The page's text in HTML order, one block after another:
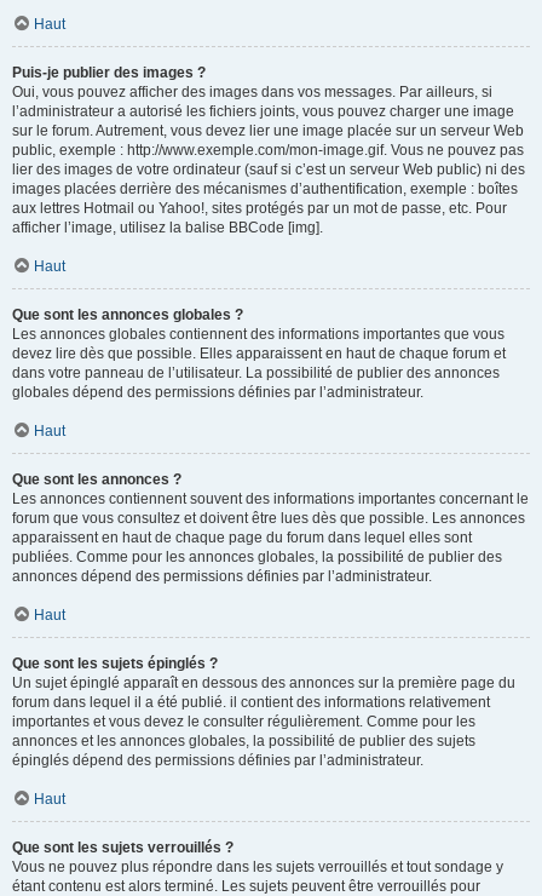
Haut
Puis-je publier des images ?
Oui, vous pouvez afficher des images dans vos messages. Par ailleurs, si
l’administrateur a autorisé les fichiers joints, vous pouvez charger une image
sur le forum. Autrement, vous devez lier une image placée sur un serveur Web
public, exemple : http://www.exemple.com/mon-image.gif. Vous ne pouvez pas
lier des images de votre ordinateur (sauf si c’est un serveur Web public) ni des
images placées derrière des mécanismes d’authentification, exemple : boîtes
aux lettres Hotmail ou Yahoo!, sites protégés par un mot de passe, etc. Pour
afficher l’image, utilisez la balise BBCode [img].
Haut
Que sont les annonces globales ?
Les annonces globales contiennent des informations importantes que vous
devez lire dès que possible. Elles apparaissent en haut de chaque forum et
dans votre panneau de l’utilisateur. La possibilité de publier des annonces
globales dépend des permissions définies par l’administrateur.
Haut
Que sont les annonces ?
Les annonces contiennent souvent des informations importantes concernant le
forum que vous consultez et doivent être lues dès que possible. Les annonces
apparaissent en haut de chaque page du forum dans lequel elles sont
publiées. Comme pour les annonces globales, la possibilité de publier des
annonces dépend des permissions définies par l’administrateur.
Haut
Que sont les sujets épinglés ?
Un sujet épinglé apparaît en dessous des annonces sur la première page du
forum dans lequel il a été publié. il contient des informations relativement
importantes et vous devez le consulter régulièrement. Comme pour les
annonces et les annonces globales, la possibilité de publier des sujets
épinglés dépend des permissions définies par l’administrateur.
Haut
Que sont les sujets verrouillés ?
Vous ne pouvez plus répondre dans les sujets verrouillés et tout sondage y
étant contenu est alors terminé. Les sujets peuvent être verrouillés pour